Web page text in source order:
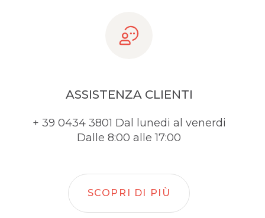
ASSISTENZA CLIENTI
+ 39 0434 3801 Dal lunedi al venerdi
Dalle 8:00 alle 17:00
SCOPRI DI PIÙ